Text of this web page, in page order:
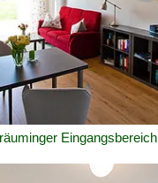
Eingangsbereich